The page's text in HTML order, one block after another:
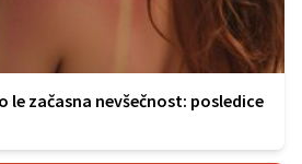
le začasna nevšečnost: posledice